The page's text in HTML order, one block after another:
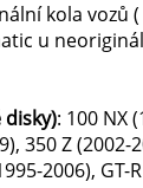
kola vozů
u
: 100 NX
350 Z (2002-
2006), GT-